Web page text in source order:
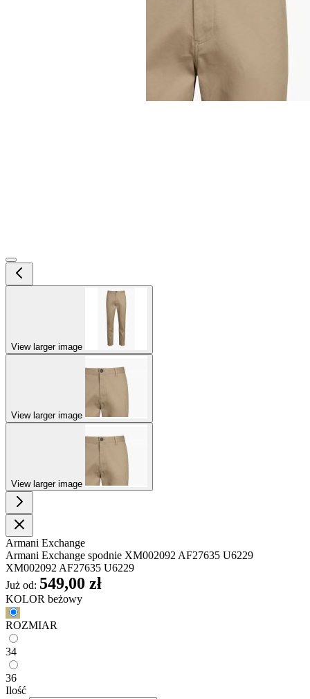
View larger image
View larger image
View larger image
Armani Exchange
Armani Exchange spodnie XM002092 AF27635 U6229
XM002092 AF27635 U6229
Już od: 549,00 zł
KOLOR beżowy
ROZMIAR
34
36
Ilość